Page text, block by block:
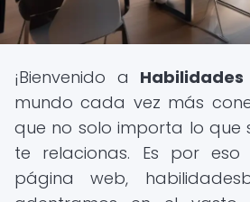
¡Bienvenido a
mundo cada vez más
que no solo importa lo que
te relacionas. Es por
página web,